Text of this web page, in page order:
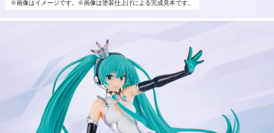
※画像はイメージです。※画像は塗装仕上げによる完成見本です。